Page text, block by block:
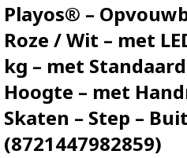
Playos® –
Roze / Wit – met
kg – met
Hoogte – met
Skaten – Step –
(8721447982859)